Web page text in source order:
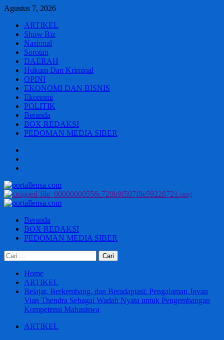
Skip
content
Agustus 7, 2026
ARTIKEL
Show Biz
Nasional
Sorotan
DAERAH
Hukum Dan Kriminal
OPINI
EKONOMI DAN BISNIS
Ekonomi
POLITIK
Beranda
BOX REDAKSI
PEDOMAN MEDIA SIBER
SIBER
Primary
Beranda
BOX REDAKSI
PEDOMAN MEDIA SIBER
Cari
untuk:
Home
ARTIKEL
Belajar, Berkembang, dan Beradaptasi: Pengalaman Jovan
Vian Thendra Sebagai Wadah Nyata untuk Pengembangan
Kompetensi Mahasiswa
ARTIKEL